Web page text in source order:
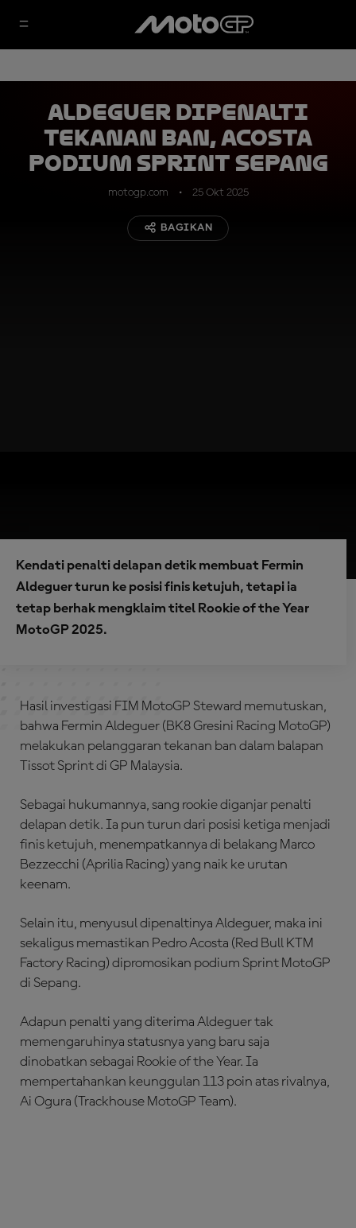
Aldeguer Dipenalti
Tekanan Ban, Acosta
Podium Sprint Sepang
motogp.com 25 Okt 2025
BAGIKAN
Kendati penalti delapan detik membuat Fermin
Aldeguer turun ke posisi finis ketujuh, tetapi ia
tetap berhak mengklaim titel Rookie of the Year
MotoGP 2025.
Hasil investigasi FIM MotoGP Steward memutuskan,
bahwa Fermin Aldeguer (BK8 Gresini Racing MotoGP)
melakukan pelanggaran tekanan ban dalam balapan
Tissot Sprint di GP Malaysia.
Sebagai hukumannya, sang rookie diganjar penalti
delapan detik. Ia pun turun dari posisi ketiga menjadi
finis ketujuh, menempatkannya di belakang Marco
Bezzecchi (Aprilia Racing) yang naik ke urutan
keenam.
Selain itu, menyusul dipenaltinya Aldeguer, maka ini
sekaligus memastikan Pedro Acosta (Red Bull KTM
Factory Racing) dipromosikan podium Sprint MotoGP
di Sepang.
Adapun penalti yang diterima Aldeguer tak
memengaruhinya statusnya yang baru saja
dinobatkan sebagai Rookie of the Year. Ia
mempertahankan keunggulan 113 poin atas rivalnya,
Ai Ogura (Trackhouse MotoGP Team).